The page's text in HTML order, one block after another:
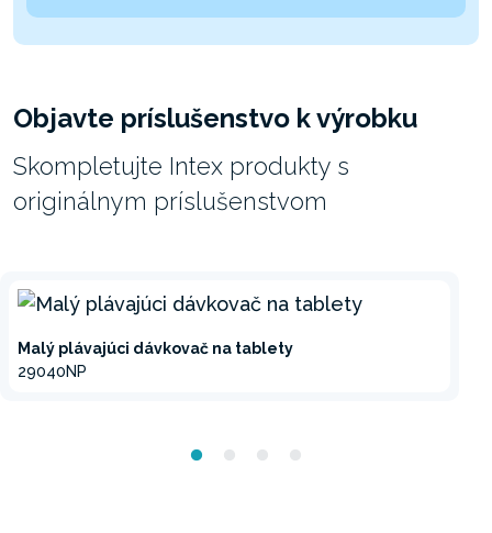
Objavte príslušenstvo k výrobku
Skompletujte Intex produkty s
originálnym príslušenstvom
Malý plávajúci dávkovač na tablety
29040NP